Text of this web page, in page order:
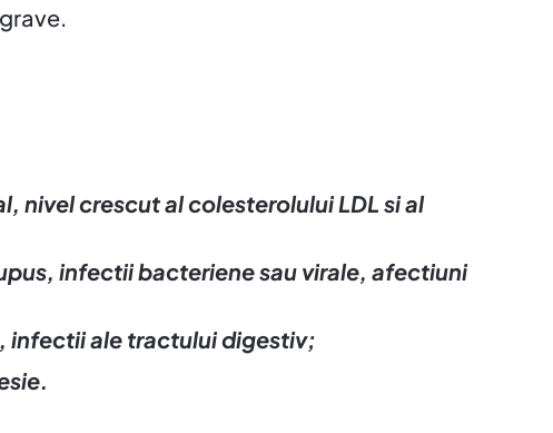
nivel crescut al colesterolului LDL si al
infectii bacteriene sau virale, afectiuni
infectii ale tractului digestiv;